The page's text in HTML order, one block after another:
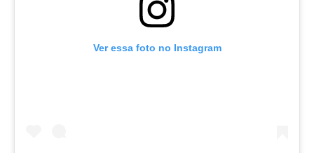
Ver essa foto no Instagram